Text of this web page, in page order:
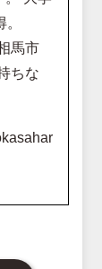
馬市
ちな